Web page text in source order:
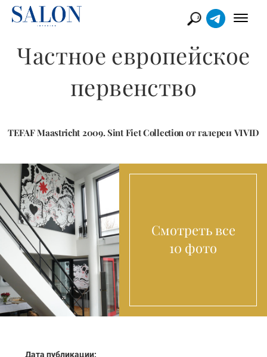
Частное европейское
первенство
TEFAF Maastricht 2009. Sint Fiet Collection от галереи VIVID
Смотреть все
10 фото
Дата публикации: